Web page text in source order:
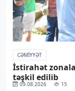
CƏMIYYƏT
İstirahət
təşkil edilib
09.08.2026 15